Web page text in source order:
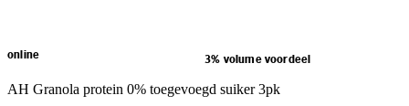
online 3% volume voordeel
AH Granola protein 0% toegevoegd suiker 3pk